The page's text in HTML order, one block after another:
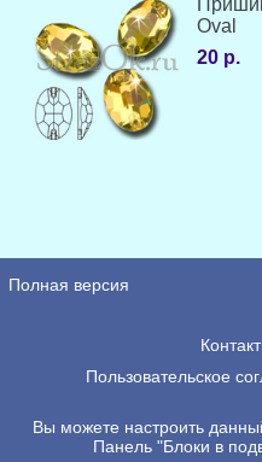
Oval
20 р.
Полная версия
Пользовательское
Вы можете настроить
Панель "Блоки в